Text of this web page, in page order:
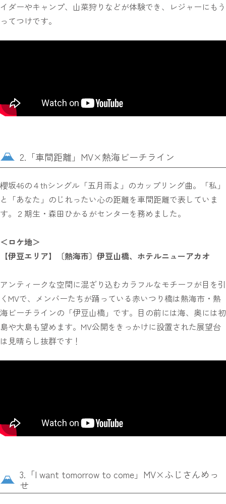
イダーやキャンプ、山菜狩りなどが体験でき、レジャーにもう
ってつけです。
2.「車間距離」MV×熱海ビーチライン
櫻坂46の４thシングル「五月雨よ」のカップリング曲。「私」
と「あなた」のじれったい心の距離を車間距離で表していま
す。２期生・森田ひかるがセンターを務めました。
＜ロケ地＞
【伊豆エリア】〔熱海市〕伊豆山橋、ホテルニューアカオ
アンティークな空間に混ざり込むカラフルなモチーフが目を引
くMVで、メンバーたちが踊っている赤いつり橋は熱海市・熱
海ビーチラインの「伊豆山橋」です。目の前には海、奥には初
島や大島も望めます。MV公開をきっかけに設置された展望台
は見晴らし抜群です！
3.「I want tomorrow to come」MV×ふじさんめっ
せ